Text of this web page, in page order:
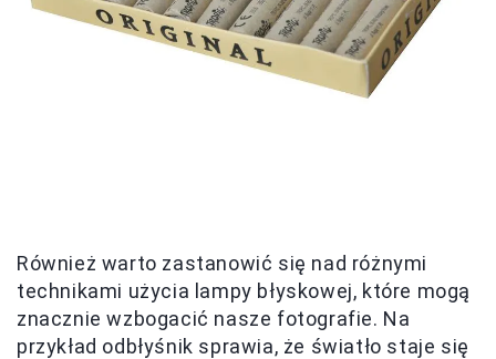
Również warto zastanowić się nad różnymi
technikami użycia lampy błyskowej, które mogą
znacznie wzbogacić nasze fotografie. Na
przykład odbłyśnik sprawia, że światło staje się